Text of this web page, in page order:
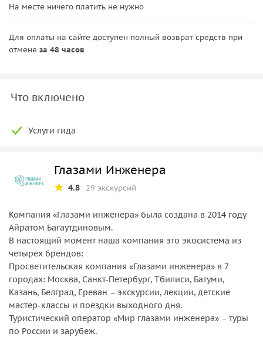
На месте ничего платить не нужно
Для оплаты на сайте доступен полный возврат средств при
отмене за 48 часов
Что включено
Услуги гида
Глазами Инженера
4.8 29 экскурсий
Компания «Глазами инженера» была создана в 2014 году
Айратом Багаутдиновым.
В настоящий момент наша компания это экосистема из
четырех брендов:
Просветительская компания «Глазами инженера» в 7
городах: Москва, Санкт-Петербург, Тбилиси, Батуми,
Казань, Белград, Ереван – экскурсии, лекции, детские
мастер-классы и поездки выходного дня.
Туристический оператор «Мир глазами инженера» – туры
по России и зарубеж.